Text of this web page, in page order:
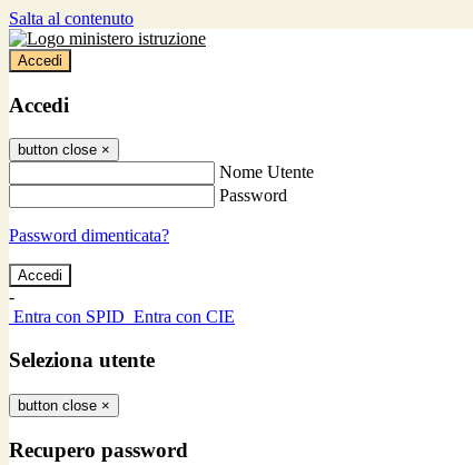
Salta al contenuto
Accedi
Accedi
button close ×
Nome Utente
Password
Password dimenticata?
-
Entra con SPID Entra con CIE
Seleziona utente
button close ×
Recupero password